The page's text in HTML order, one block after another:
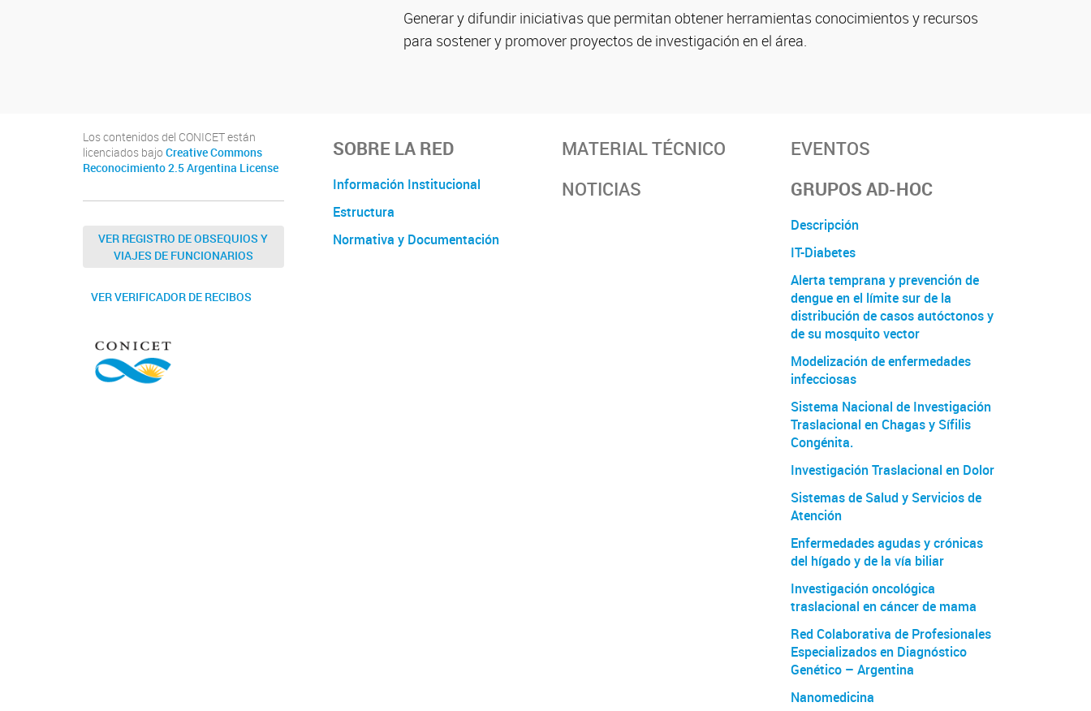
Generar y difundir iniciativas que permitan obtener herramientas conocimientos y recursos
para sostener y promover proyectos de investigación en el área.
Los contenidos del CONICET están
licenciados bajo Creative Commons
Reconocimiento 2.5 Argentina License
VER REGISTRO DE OBSEQUIOS Y
VIAJES DE FUNCIONARIOS
VER VERIFICADOR DE RECIBOS
SOBRE LA RED
Información Institucional
Estructura
Normativa y Documentación
MATERIAL TÉCNICO
EVENTOS
NOTICIAS
GRUPOS AD-HOC
Descripción
IT-Diabetes
Alerta temprana y prevención de
dengue en el límite sur de la
distribución de casos autóctonos y
de su mosquito vector
Modelización de enfermedades
infecciosas
Sistema Nacional de Investigación
Traslacional en Chagas y Sífilis
Congénita.
Investigación Traslacional en Dolor
Sistemas de Salud y Servicios de
Atención
Enfermedades agudas y crónicas
del hígado y de la vía biliar
Investigación oncológica
traslacional en cáncer de mama
Red Colaborativa de Profesionales
Especializados en Diagnóstico
Genético – Argentina
Nanomedicina